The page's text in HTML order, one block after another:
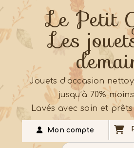
Le Petit
Les
Jouets d’occasion
jusqu’à 70%
Lavés avec soin et
Mon compte